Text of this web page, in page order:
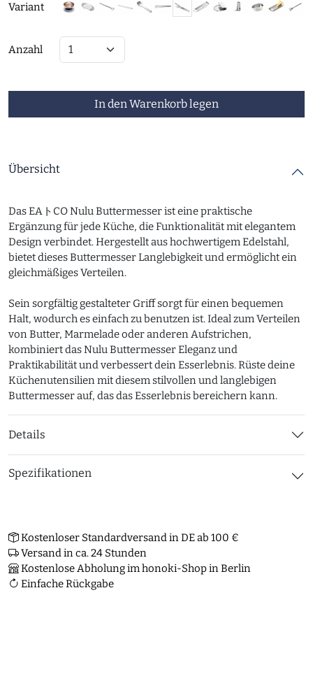
Variant
Anzahl
In den Warenkorb legen
Übersicht
Das EAトCO Nulu Buttermesser ist eine praktische
Ergänzung für jede Küche, die Funktionalität mit elegantem
Design verbindet. Hergestellt aus hochwertigem Edelstahl,
bietet dieses Buttermesser Langlebigkeit und ermöglicht ein
gleichmäßiges Verteilen.
Sein sorgfältig gestalteter Griff sorgt für einen bequemen
Halt, wodurch es einfach zu benutzen ist. Ideal zum Verteilen
von Butter, Marmelade oder anderen Aufstrichen,
kombiniert das Nulu Buttermesser Eleganz und
Praktikabilität und verbessert dein Esserlebnis. Rüste deine
Küchenutensilien mit diesem stilvollen und langlebigen
Buttermesser auf, das das Esserlebnis bereichern kann.
Details
Spezifikationen
Kostenloser Standardversand in DE ab 100 €
Versand in ca. 24 Stunden
Kostenlose Abholung im honoki-Shop in Berlin
Einfache Rückgabe